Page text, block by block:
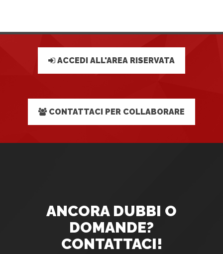
ACCEDI ALL'AREA RISERVATA
CONTATTACI PER COLLABORARE
ANCORA DUBBI O
DOMANDE?
CONTATTACI!